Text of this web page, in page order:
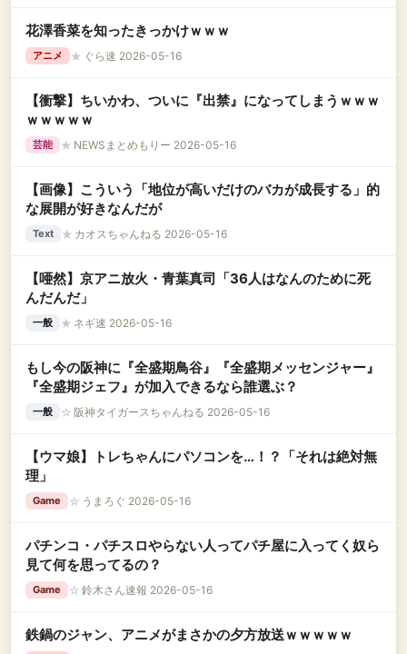
花澤香菜を知ったきっかけｗｗｗ
アニメ ★ ぐら速 2026-05-16
【衝撃】ちいかわ、ついに『出禁』になってしまうｗｗｗ
ｗｗｗｗｗ
芸能 ★ NEWSまとめもりー 2026-05-16
【画像】こういう「地位が高いだけのバカが成長する」的
な展開が好きなんだが
Text ★ カオスちゃんねる 2026-05-16
【唖然】京アニ放火・青葉真司「36人はなんのために死
んだんだ」
一般 ★ ネギ速 2026-05-16
もし今の阪神に『全盛期鳥谷』『全盛期メッセンジャー』
『全盛期ジェフ』が加入できるなら誰選ぶ？
一般 ☆ 阪神タイガースちゃんねる 2026-05-16
【ウマ娘】トレちゃんにパソコンを…！？「それは絶対無
理」
Game ☆ うまろぐ 2026-05-16
パチンコ・パチスロやらない人ってパチ屋に入ってく奴ら
見て何を思ってるの？
Game ☆ 鈴木さん速報 2026-05-16
鉄鍋のジャン、アニメがまさかの夕方放送ｗｗｗｗｗ